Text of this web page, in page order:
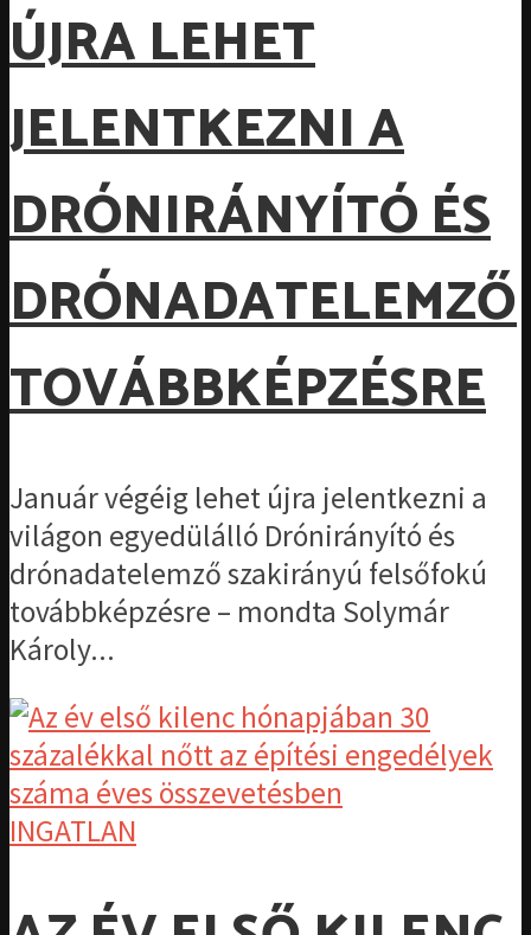
ÚJRA LEHET
JELENTKEZNI A
DRÓNIRÁNYÍTÓ ÉS
DRÓNADATELEMZŐ
TOVÁBBKÉPZÉSRE
Január végéig lehet újra jelentkezni a
világon egyedülálló Drónirányító és
drónadatelemző szakirányú felsőfokú
továbbképzésre – mondta Solymár
Károly...
INGATLAN